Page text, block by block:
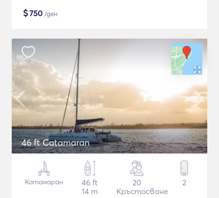
$750 /ден
46 ft Catamaran
Катамаран
46 ft
14 m
20
Кръстосване
2